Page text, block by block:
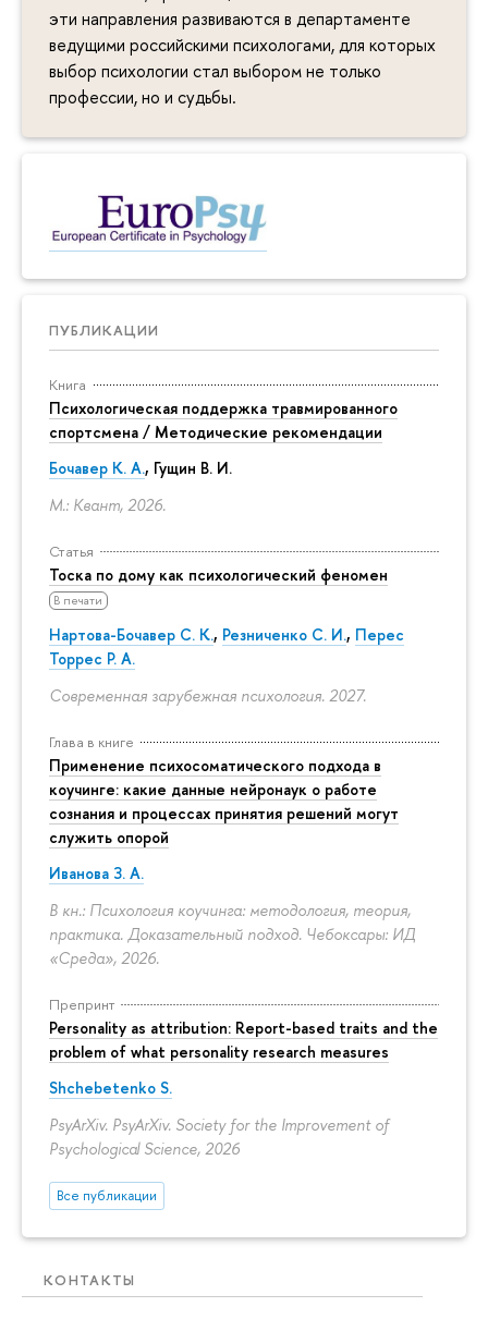
эти направления развиваются в департаменте
ведущими российскими психологами, для которых
выбор психологии стал выбором не только
профессии, но и судьбы.
ПУБЛИКАЦИИ
Книга
Психологическая поддержка травмированного
спортсмена / Методические рекомендации
Бочавер К. А., Гущин В. И.
М.: Квант, 2026.
Статья
Тоска по дому как психологический феномен
В печати
Нартова-Бочавер С. К., Резниченко С. И., Перес
Торрес Р. А.
Современная зарубежная психология. 2027.
Глава в книге
Применение психосоматического подхода в
коучинге: какие данные нейронаук о работе
сознания и процессах принятия решений могут
служить опорой
Иванова З. А.
В кн.: Психология коучинга: методология, теория,
практика. Доказательный подход. Чебоксары: ИД
«Среда», 2026.
Препринт
Personality as attribution: Report-based traits and the
problem of what personality research measures
Shchebetenko S.
PsyArXiv. PsyArXiv. Society for the Improvement of
Psychological Science, 2026
Все публикации
КОНТАКТЫ